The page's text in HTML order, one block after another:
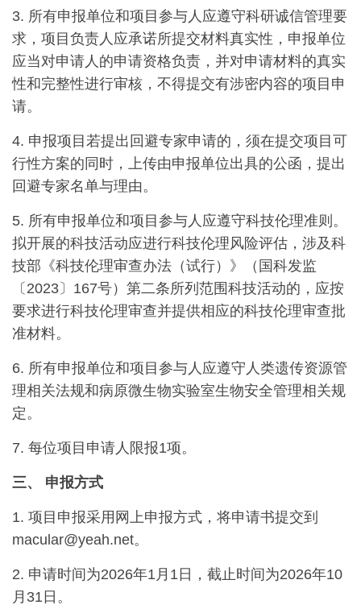
3. 所有申报单位和项目参与人应遵守科研诚信管理要
求，项目负责人应承诺所提交材料真实性，申报单位
应当对申请人的申请资格负责，并对申请材料的真实
性和完整性进行审核，不得提交有涉密内容的项目申
请。
4. 申报项目若提出回避专家申请的，须在提交项目可
行性方案的同时，上传由申报单位出具的公函，提出
回避专家名单与理由。
5. 所有申报单位和项目参与人应遵守科技伦理准则。
拟开展的科技活动应进行科技伦理风险评估，涉及科
技部《科技伦理审查办法（试行）》（国科发监
〔2023〕167号）第二条所列范围科技活动的，应按
要求进行科技伦理审查并提供相应的科技伦理审查批
准材料。
6. 所有申报单位和项目参与人应遵守人类遗传资源管
理相关法规和病原微生物实验室生物安全管理相关规
定。
7. 每位项目申请人限报1项。
三、 申报方式
1. 项目申报采用网上申报方式，将申请书提交到
macular@yeah.net。
2. 申请时间为2026年1月1日，截止时间为2026年10
月31日。